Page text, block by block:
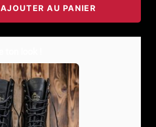
AJOUTER AU PANIER